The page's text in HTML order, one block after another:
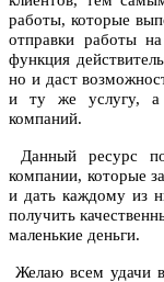
работы, которые
отправки работы
функция
но и даст
и ту же услугу, а
компаний.
Данный ресурс
компании, которые
и дать каждому из
получить
маленькие деньги.
Желаю всем удачи